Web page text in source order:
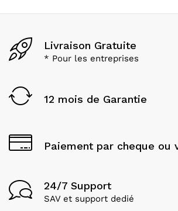
Livraison Gratuite
* Pour les entreprises
12 mois de Garantie
Paiement par cheque ou
24/7 Support
SAV et support dedié